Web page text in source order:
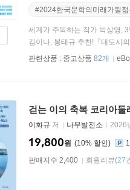
#2024한국문학의미래가될
세계가 주목하는 작가 박상영,
김이나, 봉태규 추천!『대도시
관련상품 : 중고상품 82개
걷는 이의 축복 코리아둘
이화규 저 나무발전소 2026
10%
19,800원
판매지수 2,400
회원리뷰(27